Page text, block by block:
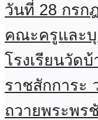
วันที่ 28 กรก
คณะครูและบุ
โรงเรียนวัด
ราชสักการะ
ถวายพระพร